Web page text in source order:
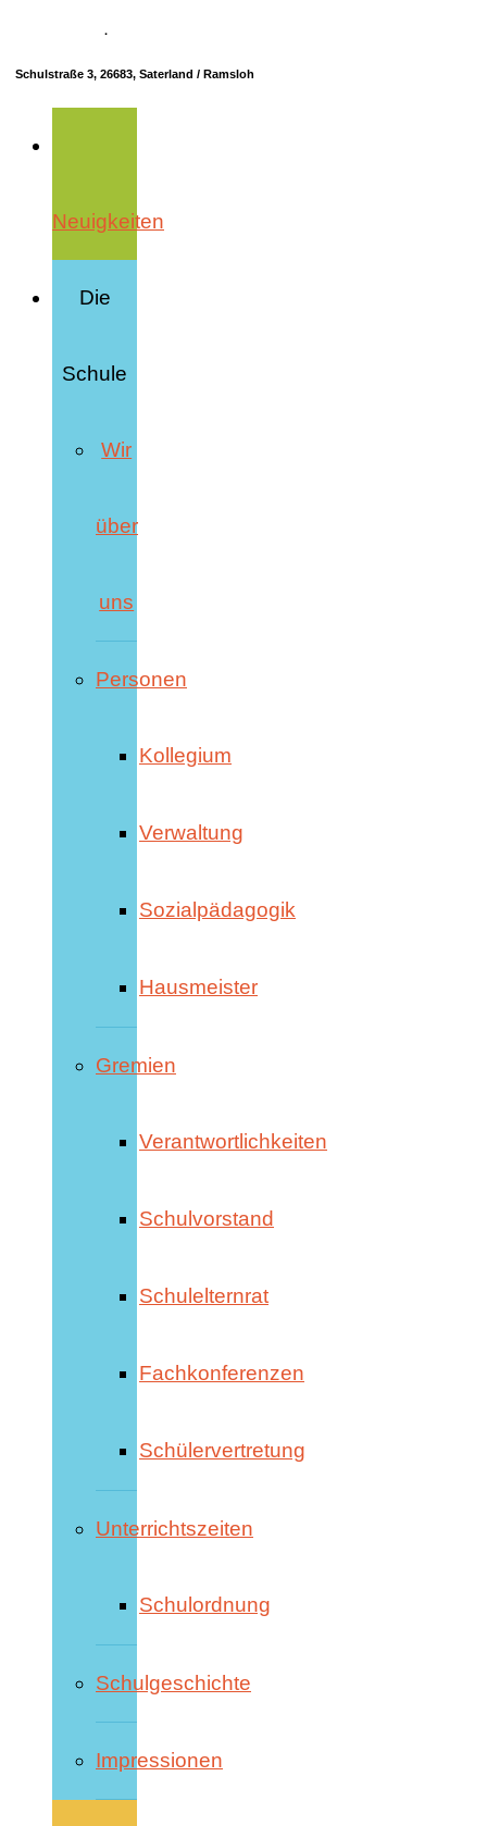
·
Schulstraße 3, 26683, Saterland / Ramsloh
Neuigkeiten
Die
Schule
Wir
über
uns
Personen
Kollegium
Verwaltung
Sozialpädagogik
Hausmeister
Gremien
Verantwortlichkeiten
Schulvorstand
Schulelternrat
Fachkonferenzen
Schülervertretung
Unterrichtszeiten
Schulordnung
Schulgeschichte
Impressionen